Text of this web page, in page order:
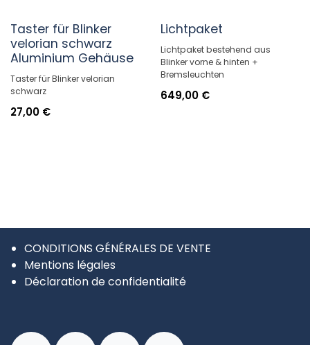
Taster für Blinker
velorian schwarz
Aluminium Gehäuse
Taster für Blinker velorian
schwarz
27,00 €
Lichtpaket
Lichtpaket bestehend aus
Blinker vorne & hinten +
Bremsleuchten
649,00€
CONDITIONS GÉNÉRALES DE VENTE
Mentions légales
Déclaration de confidentialité